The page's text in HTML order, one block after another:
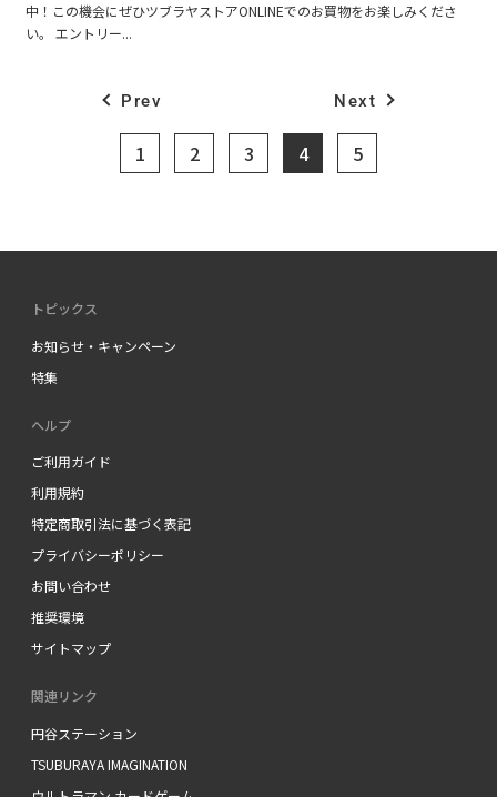
中！この機会にぜひツブラヤストアONLINEでのお買物をお楽しみくださ
い。 エントリー...
Prev
1 2 3 4 5
Next
トピックス
お知らせ・キャンペーン
特集
ヘルプ
ご利用ガイド
利用規約
特定商取引法に基づく表記
プライバシーポリシー
お問い合わせ
推奨環境
サイトマップ
関連リンク
円谷ステーション
TSUBURAYA IMAGINATION